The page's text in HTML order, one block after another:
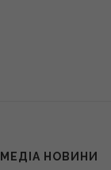
МЕДІА НОВИНИ